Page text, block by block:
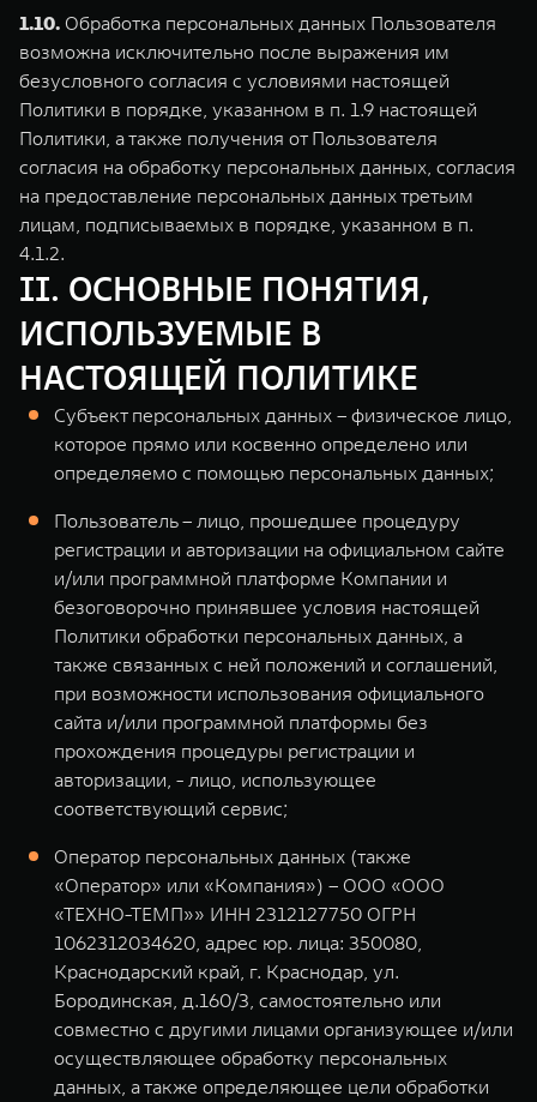
1.10. Обработка персональных данных Пользователя
возможна исключительно после выражения им
безусловного согласия с условиями настоящей
Политики в порядке, указанном в п. 1.9 настоящей
Политики, а также получения от Пользователя
согласия на обработку персональных данных, согласия
на предоставление персональных данных третьим
лицам, подписываемых в порядке, указанном в п.
4.1.2.
II. ОСНОВНЫЕ ПОНЯТИЯ,
ИСПОЛЬЗУЕМЫЕ В
НАСТОЯЩЕЙ ПОЛИТИКЕ
Субъект персональных данных – физическое лицо,
которое прямо или косвенно определено или
определяемо с помощью персональных данных;
Пользователь – лицо, прошедшее процедуру
регистрации и авторизации на официальном сайте
и/или программной платформе Компании и
безоговорочно принявшее условия настоящей
Политики обработки персональных данных, а
также связанных с ней положений и соглашений,
при возможности использования официального
сайта и/или программной платформы без
прохождения процедуры регистрации и
авторизации, - лицо, использующее
соответствующий сервис;
Оператор персональных данных (также
«Оператор» или «Компания») – ООО «ООО
«ТЕХНО-ТЕМП»» ИНН 2312127750 ОГРН
1062312034620, адрес юр. лица: 350080,
Краснодарский край, г. Краснодар, ул.
Бородинская, д.160/3, самостоятельно или
совместно с другими лицами организующее и/или
осуществляющее обработку персональных
данных, а также определяющее цели обработки